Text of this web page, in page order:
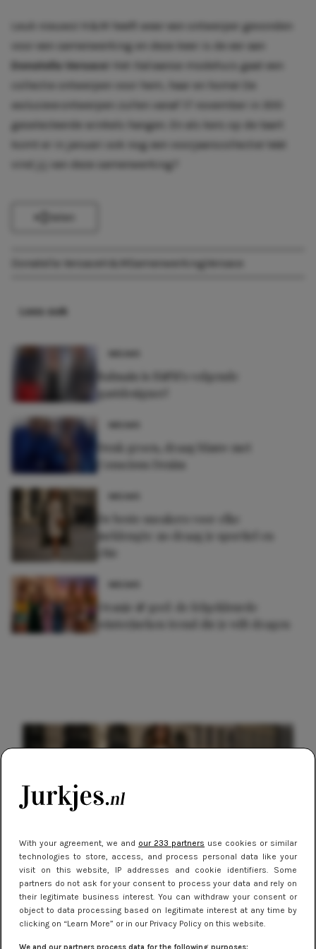
With your agreement, we and our 233 partners use cookies or similar
technologies to store, access, and process personal data like your
visit on this website, IP addresses and cookie identifiers. Some
partners do not ask for your consent to process your data and rely on
their legitimate business interest. You can withdraw your consent or
object to data processing based on legitimate interest at any time by
clicking on “Learn More” or in our Privacy Policy on this website.
Leuk nieuws! H&M heeft weer een ontwerper gevonden
voor een samenwerking en deze keer is de eer aan
Donatella Versace
! Het Italiaanse modehuis gaat een
collectie ontwerpen voor hem, haar en home! De
exclusieve
ontwerpen zullen vanaf 17 november in 300
geselecteerde winkels hangen. En als kers op de taart
komt er in januari ook nog een voorjaarscollectie! Wat
vind jij van deze samenwerking?
Donatella Versace Samenwerking Versace
Lees ook
Balmain is H&M's volgende
gastdesigner!
Denk groen, draag blauw met
Conscious Denim
De beste sneakers voor elke
jurklengte: zo draag je sportief en
chic
Oranje & geel: de felgekleurde
winterjurken trend die je wilt dragen
NIEUWS 9 februari 2026 08:46
De beste sneakers voor elke jurklengte: zo
draag je sportief en chic